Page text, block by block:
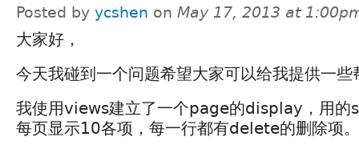
Posted by ycshen on May 17, 2013 at
大家好，
今天我碰到一个问题希望大家可以给我提供一些
我使用views建立了一个page的display，用
每页显示10各项，每一行都有delete的删除项。